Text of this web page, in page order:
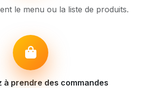
le menu ou la liste de produits.
à prendre des commandes